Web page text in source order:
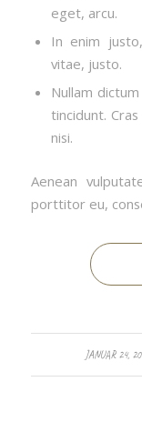
eget, arcu.
In enim
vitae, justo.
Nullam
tincidunt.
nisi.
Aenean
porttitor eu,
JANUAR 24,
/